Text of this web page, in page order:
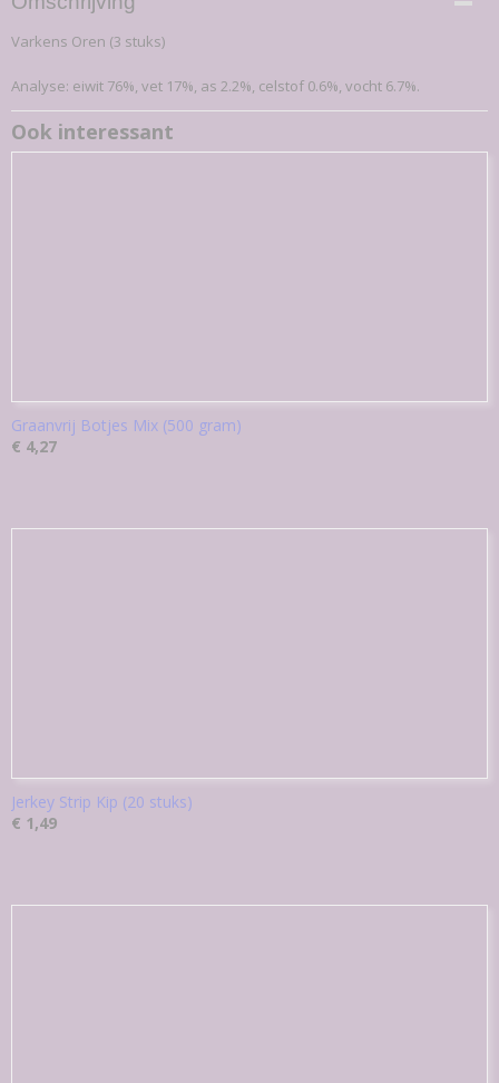
85-K
EAN code
Productcode leverancier
85-K
Bruto gewicht
Varkens Oren (3 stuks)
Analyse: eiwit 76%, vet 17%, as 2.2%, celstof 0.6%, vocht 6.7%.
Ook interessant
Graanvrij Botjes Mix (500 gram)
€ 4,27
Jerkey Strip Kip (20 stuks)
€ 1,49